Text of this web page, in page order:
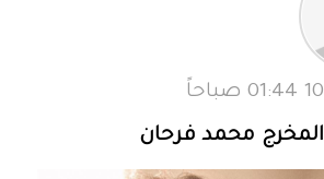
المخرج محمد فرحان